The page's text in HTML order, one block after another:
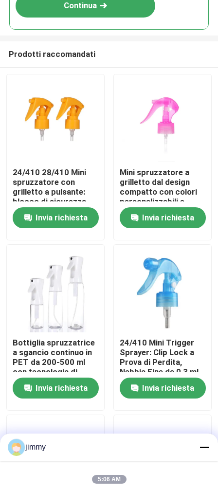
Casa
Circa noi
Giro della fabbrica
Controllo di qualità
Contattici
Casi
mini spruzzatore di innesco
Continua
Prodotti raccomandati
24/410 28/410 Mini
spruzzatore con
grilletto a pulsante:
blocco di sicurezza
integrato, dosaggio di
precisione da 0,25 ml
per la cura personale
Invia richiesta
Mini spruzzatore a
grilletto dal design
compatto con colori
personalizzabili e
funzione anti-goccia
per un'applicazione
precisa
Invia richiesta
Bottiglia spruzzatrice
a sgancio continuo in
PET da 200-500 ml
con tecnologia di
nebbia, certificata
REACH, colori
personalizzati
Invia richiesta
24/410 Mini Trigger
Sprayer: Clip Lock a
Prova di Perdita,
Nebbia Fine da 0,3 ml
per Uso da Giardino e
SaloneInvia richiesta
jimmy
5:06 AM